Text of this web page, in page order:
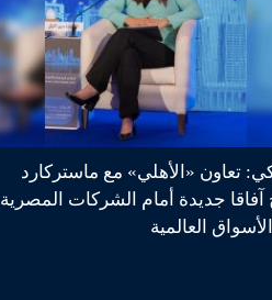
تعاون «الأهلي» مع ماستركارد
آفاقا جديدة أمام الشركات المصرية
العالمية